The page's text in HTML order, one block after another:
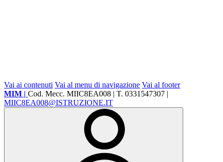
Vai ai contenuti Vai al menu di navigazione Vai al footer
MIM | Cod. Mecc. MIIC8EA008 | T. 0331547307 |
MIIC8EA008@ISTRUZIONE.IT